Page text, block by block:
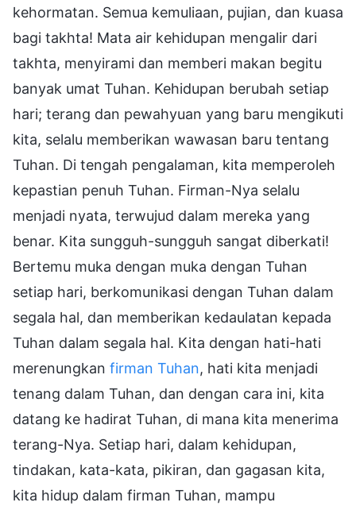
kehormatan. Semua kemuliaan, pujian, dan kuasa
bagi takhta! Mata air kehidupan mengalir dari
takhta, menyirami dan memberi makan begitu
banyak umat Tuhan. Kehidupan berubah setiap
hari; terang dan pewahyuan yang baru mengikuti
kita, selalu memberikan wawasan baru tentang
Tuhan. Di tengah pengalaman, kita memperoleh
kepastian penuh Tuhan. Firman-Nya selalu
menjadi nyata, terwujud dalam mereka yang
benar. Kita sungguh-sungguh sangat diberkati!
Bertemu muka dengan muka dengan Tuhan
setiap hari, berkomunikasi dengan Tuhan dalam
segala hal, dan memberikan kedaulatan kepada
Tuhan dalam segala hal. Kita dengan hati-hati
merenungkan firman Tuhan, hati kita menjadi
tenang dalam Tuhan, dan dengan cara ini, kita
datang ke hadirat Tuhan, di mana kita menerima
terang-Nya. Setiap hari, dalam kehidupan,
tindakan, kata-kata, pikiran, dan gagasan kita,
kita hidup dalam firman Tuhan, mampu